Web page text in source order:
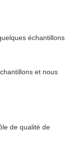
échantillons
et nous
de qualité de